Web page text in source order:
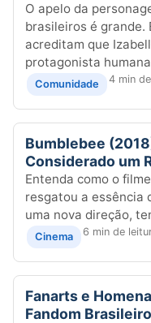
O apelo da
brasileiros é grande.
acreditam que
protagonista
Comunidade 4 min
Bumblebee
Considerado um
Entenda como o
resgatou a essência
uma nova direção,
Cinema 6 min de
Fanarts e
Fandom